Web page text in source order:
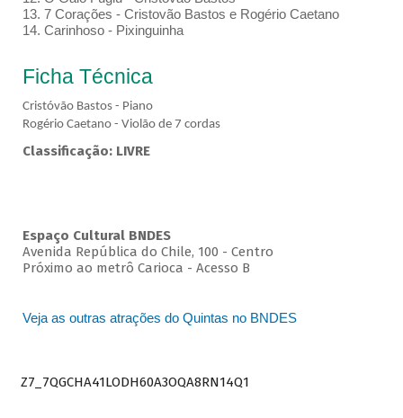
13. 7 Corações - Cristovão Bastos e Rogério Caetano
14. Carinhoso - Pixinguinha
Ficha Técnica
Cristóvão Bastos - Piano
Rogério Caetano - Violão de 7 cordas
Classificação: LIVRE
Espaço Cultural BNDES
Avenida República do Chile, 100 - Centro
Próximo ao metrô Carioca - Acesso B
Veja as outras atrações do Quintas no BNDES
Z7_7QGCHA41LODH60A3OQA8RN14Q1